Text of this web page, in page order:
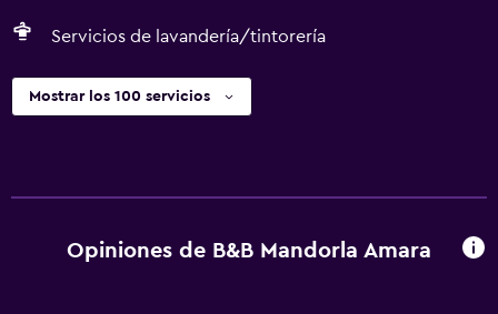
Servicios de lavandería/tintorería
Mostrar los 100 servicios
Opiniones de B&B Mandorla Amara